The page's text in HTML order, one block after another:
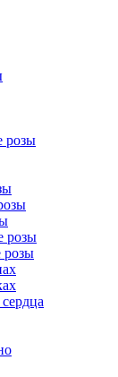
розы
розы
розы